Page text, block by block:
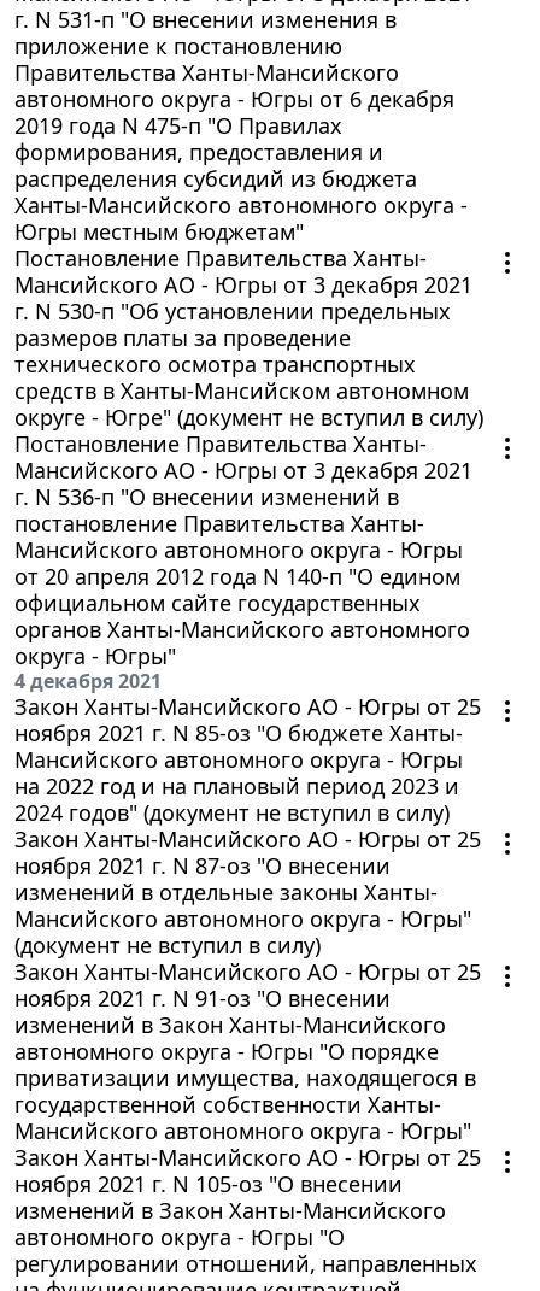
г. N 531-п "О внесении изменения в
приложение к постановлению
Правительства Ханты-Мансийского
автономного округа - Югры от 6 декабря
2019 года N 475-п "О Правилах
формирования, предоставления и
распределения субсидий из бюджета
Ханты-Мансийского автономного округа -
Югры местным бюджетам"
Постановление Правительства Ханты-
Мансийского АО - Югры от 3 декабря 2021
г. N 530-п "Об установлении предельных
размеров платы за проведение
технического осмотра транспортных
средств в Ханты-Мансийском автономном
округе - Югре" (документ не вступил в силу)
Постановление Правительства Ханты-
Мансийского АО - Югры от 3 декабря 2021
г. N 536-п "О внесении изменений в
постановление Правительства Ханты-
Мансийского автономного округа - Югры
от 20 апреля 2012 года N 140-п "О едином
официальном сайте государственных
органов Ханты-Мансийского автономного
округа - Югры"
4 декабря 2021
Закон Ханты-Мансийского АО - Югры от 25
ноября 2021 г. N 85-оз "О бюджете Ханты-
Мансийского автономного округа - Югры
на 2022 год и на плановый период 2023 и
2024 годов" (документ не вступил в силу)
Закон Ханты-Мансийского АО - Югры от 25
ноября 2021 г. N 87-оз "О внесении
изменений в отдельные законы Ханты-
Мансийского автономного округа - Югры"
(документ не вступил в силу)
Закон Ханты-Мансийского АО - Югры от 25
ноября 2021 г. N 91-оз "О внесении
изменений в Закон Ханты-Мансийского
автономного округа - Югры "О порядке
приватизации имущества, находящегося в
государственной собственности Ханты-
Мансийского автономного округа - Югры"
Закон Ханты-Мансийского АО - Югры от 25
ноября 2021 г. N 105-оз "О внесении
изменений в Закон Ханты-Мансийского
автономного округа - Югры "О
регулировании отношений, направленных